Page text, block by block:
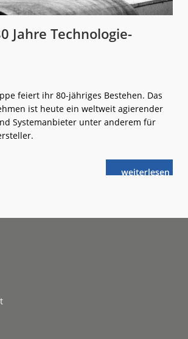
Jahre Technologie-
feiert ihr 80-jähriges Bestehen. Das
ist heute ein weltweit agierender
Systemanbieter unter anderem für
weiterlese
nHÜBNER: